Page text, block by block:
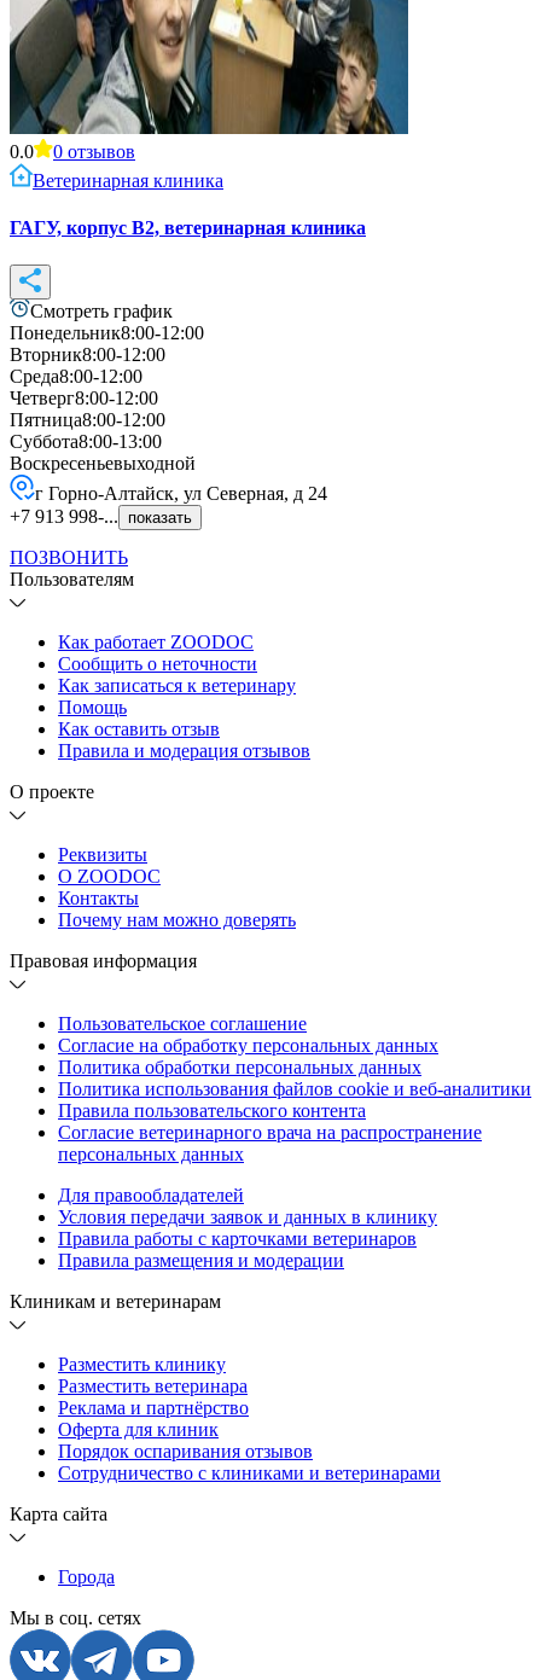
0.0 0 отзывов
Ветеринарная клиника
ГАГУ, корпус В2, ветеринарная клиника
Смотреть график
Понедельник8:00-12:00
Вторник8:00-12:00
Среда8:00-12:00
Четверг8:00-12:00
Пятница8:00-12:00
Суббота8:00-13:00
Воскресеньевыходной
г Горно-Алтайск, ул Северная, д 24
+7 913 998-...
показать
ПОЗВОНИТЬ
Пользователям
Как работает ZOODOC
Сообщить о неточности
Как записаться к ветеринару
Помощь
Как оставить отзыв
Правила и модерация отзывов
О проекте
Реквизиты
О ZOODOC
Контакты
Почему нам можно доверять
Правовая информация
Пользовательское соглашение
Согласие на обработку персональных данных
Политика обработки персональных данных
Политика использования файлов cookie и веб-аналитики
Правила пользовательского контента
Согласие ветеринарного врача на распространение
персональных данных
Для правообладателей
Условия передачи заявок и данных в клинику
Правила работы с карточками ветеринаров
Правила размещения и модерации
Клиникам и ветеринарам
Разместить клинику
Разместить ветеринара
Реклама и партнёрство
Оферта для клиник
Порядок оспаривания отзывов
Сотрудничество с клиниками и ветеринарами
Карта сайта
Города
Мы в соц. сетях